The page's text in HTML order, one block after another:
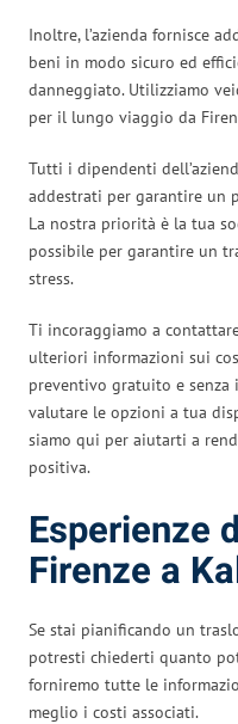
Inoltre, l’azienda fornisce
beni in modo sicuro ed
danneggiato. Utilizziamo
per il lungo viaggio da
Tutti i dipendenti
addestrati per garantire un
La nostra priorità è la tua
possibile per garantire un
stress.
Ti incoraggiamo a
ulteriori informazioni sui
preventivo gratuito e
valutare le opzioni a tua
siamo qui per aiutarti a
positiva.
Esperienze
Firenze a
Se stai pianificando un
potresti chiederti quanto
forniremo tutte le
meglio i costi associati.